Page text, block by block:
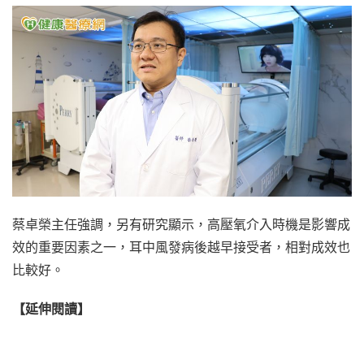
蔡卓榮主任強調，另有研究顯示，高壓氧介入時機是影響成
效的重要因素之一，耳中風發病後越早接受者，相對成效也
比較好。
【延伸閱讀】